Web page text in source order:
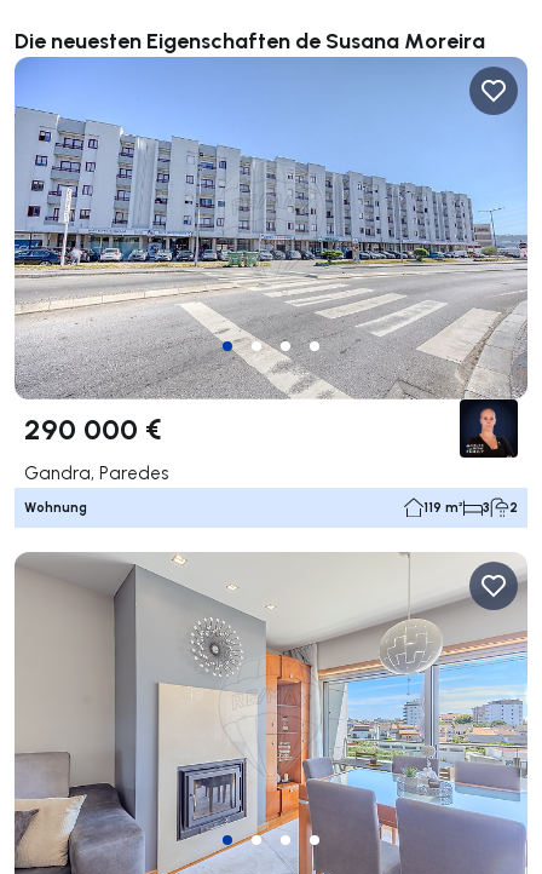
Die neuesten Eigenschaften de Susana Moreira
290 000 €
Gandra, Paredes
Wohnung 119 m² 3 2